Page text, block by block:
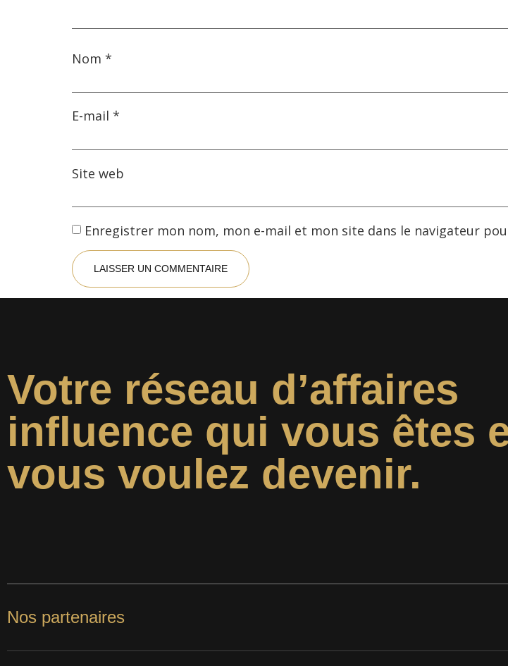
Nom *
E-mail *
Site web
Enregistrer mon nom, mon e-mail et mon site dans le navigateur
Votre réseau d’affaires
influence qui vous êtes
vous voulez devenir.
Nos partenaires